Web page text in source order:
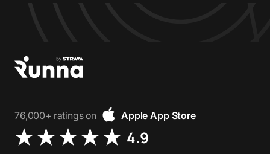
76,000+ ratings on Apple App Store
4.9